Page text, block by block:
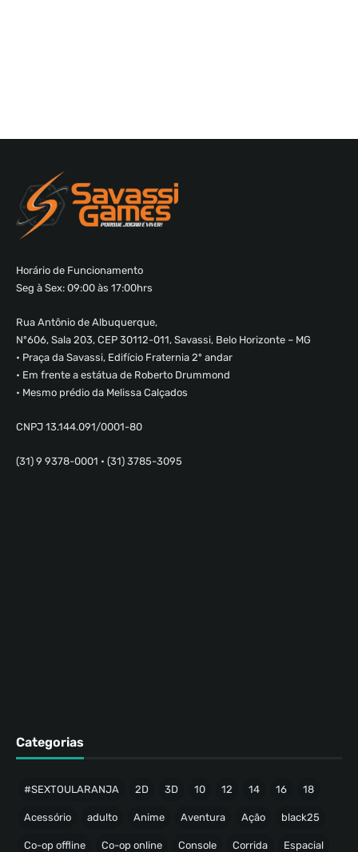
Horário de Funcionamento
Seg à Sex: 09:00 às 17:00hrs
Rua Antônio de Albuquerque,
Nº606, Sala 203, CEP 30112-011, Savassi, Belo Horizonte – MG
• Praça da Savassi, Edifício Fraternia 2º andar
• Em frente a estátua de Roberto Drummond
• Mesmo prédio da Melissa Calçados
CNPJ 13.144.091/0001-80
(31) 9 9378-0001 • (31) 3785-3095
Categorias
#SEXTOULARANJA 2D 3D 10 12 14 16 18
Acessório adulto Anime Aventura Ação black25
Co-op offline Co-op online Console Corrida Espacial